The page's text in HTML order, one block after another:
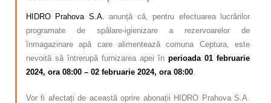
HIDRO Prahova S.A.
anunță că, pentru efectuarea lucrărilor
programate de spălare-igienizare a rezervoarelor de
înmagazinare apă care alimentează comuna Ceptura, este
nevoită să întrerupă furnizarea apei în perioada 01 februarie
2024, ora 08:00 – 02 februarie 2024, ora 08:00
Vor fi afectați de această oprire abonații HIDRO Prahova S.A.